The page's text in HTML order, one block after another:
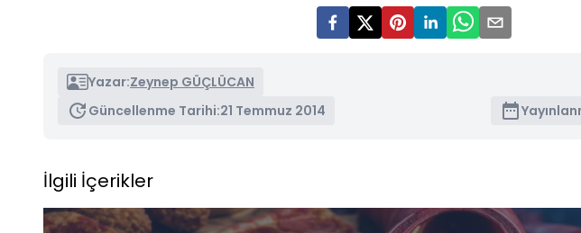
Yazar:Zeynep GÜÇLÜCAN
Güncellenme Tarihi:21 Temmuz 2014
İlgili İçerikler